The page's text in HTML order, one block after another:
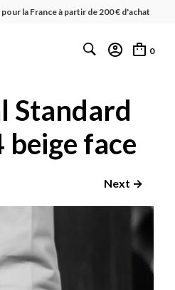
la France à partir de 200 € d'achat
0
Standard
face
Next →